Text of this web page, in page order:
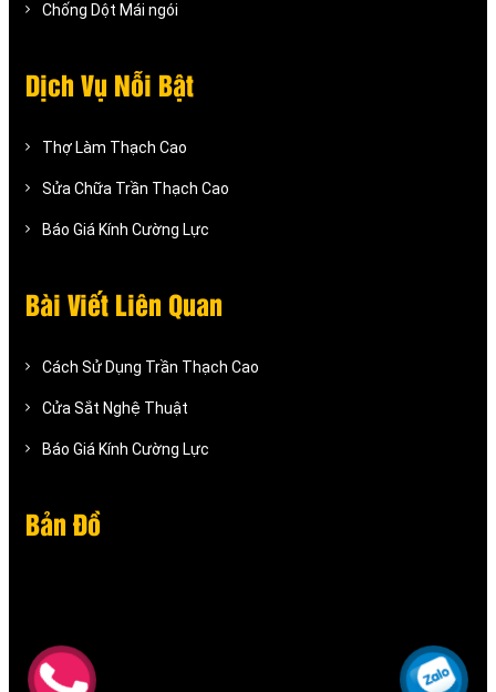
Chống Dột Mái ngói
Dịch Vụ Nỗi Bật
Thợ Làm Thạch Cao
Sửa Chữa Trần Thạch Cao
Báo Giá Kính Cường Lực
Bài Viết Liên Quan
Cách Sử Dụng Trần Thạch Cao
Cửa Sắt Nghệ Thuật
Báo Giá Kính Cường Lực
Bản Đồ